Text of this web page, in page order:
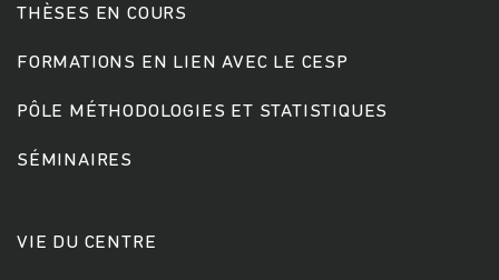
THÈSES EN COURS
FORMATIONS EN LIEN AVEC LE CESP
PÔLE MÉTHODOLOGIES ET STATISTIQUES
SÉMINAIRES
VIE DU CENTRE